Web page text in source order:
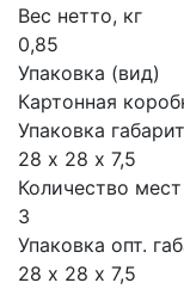
Вес нетто, кг
0,85
Упаковка (вид)
Картонная
Упаковка
28 х 28 х 7,5
Количество мест
3
Упаковка опт.
28 х 28 х 7,5